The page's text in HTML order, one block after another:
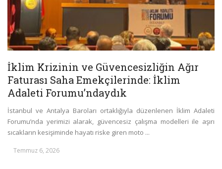
İklim Krizinin ve Güvencesizliğin Ağır
Faturası Saha Emekçilerinde: İklim
Adaleti Forumu’ndaydık
İstanbul ve Antalya Baroları ortaklığıyla düzenlenen İklim Adaleti
Forumu’nda yerimizi alarak, güvencesiz çalışma modelleri ile aşırı
sıcakların kesişiminde hayatı riske giren moto ...
Temmuz 6, 2026